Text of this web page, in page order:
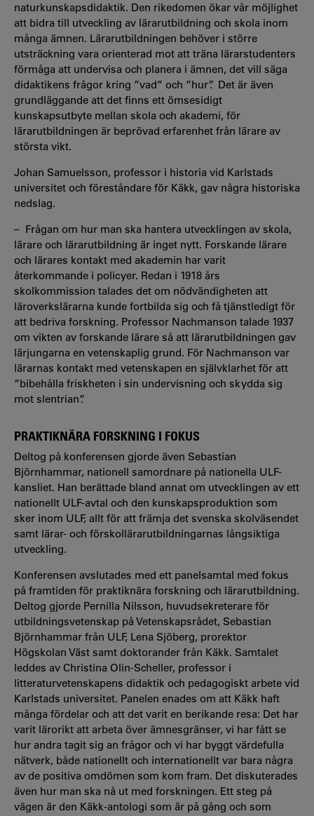
naturkunskapsdidaktik. Den rikedomen ökar vår möjlighet
att bidra till utveckling av lärarutbildning och skola inom
många ämnen. Lärarutbildningen behöver i större
utsträckning vara orienterad mot att träna lärarstudenters
förmåga att undervisa och planera i ämnen, det vill säga
didaktikens frågor kring ”vad” och ”hur”. Det är även
grundläggande att det finns ett ömsesidigt
kunskapsutbyte mellan skola och akademi, för
lärarutbildningen är beprövad erfarenhet från lärare av
största vikt.
Johan Samuelsson, professor i historia vid Karlstads
universitet och föreståndare för Käkk, gav några historiska
nedslag.
– Frågan om hur man ska hantera utvecklingen av skola,
lärare och lärarutbildning är inget nytt. Forskande lärare
och lärares kontakt med akademin har varit
återkommande i policyer. Redan i 1918 års
skolkommission talades det om nödvändigheten att
läroverkslärarna kunde fortbilda sig och få tjänstledigt för
att bedriva forskning. Professor Nachmanson talade 1937
om vikten av forskande lärare så att lärarutbildningen gav
lärjungarna en vetenskaplig grund. För Nachmanson var
lärarnas kontakt med vetenskapen en självklarhet för att
”bibehålla friskheten i sin undervisning och skydda sig
mot slentrian”.
PRAKTIKNÄRA FORSKNING I FOKUS
Deltog på konferensen gjorde även Sebastian
Björnhammar, nationell samordnare på nationella ULF-
kansliet. Han berättade bland annat om utvecklingen av ett
nationellt ULF-avtal och den kunskapsproduktion som
sker inom ULF, allt för att främja det svenska skolväsendet
samt lärar- och förskollärarutbildningarnas långsiktiga
utveckling.
Konferensen avslutades med ett panelsamtal med fokus
på framtiden för praktiknära forskning och lärarutbildning.
Deltog gjorde Pernilla Nilsson, huvudsekreterare för
utbildningsvetenskap på Vetenskapsrådet, Sebastian
Björnhammar från ULF, Lena Sjöberg, prorektor
Högskolan Väst samt doktorander från Käkk. Samtalet
leddes av Christina Olin-Scheller, professor i
litteraturvetenskapens didaktik och pedagogiskt arbete vid
Karlstads universitet. Panelen enades om att Käkk haft
många fördelar och att det varit en berikande resa: Det har
varit lärorikt att arbeta över ämnesgränser, vi har fått se
hur andra tagit sig an frågor och vi har byggt värdefulla
nätverk, både nationellt och internationellt var bara några
av de positiva omdömen som kom fram. Det diskuterades
även hur man ska nå ut med forskningen. Ett steg på
vägen är den Käkk-antologi som är på gång och som